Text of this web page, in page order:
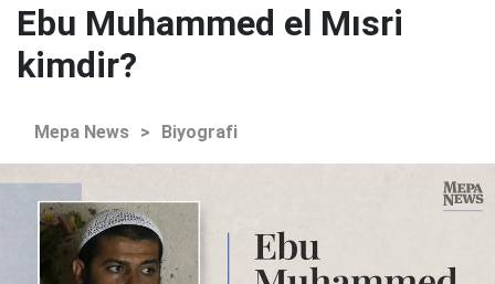
Ebu Muhammed el Mısri
kimdir?
Mepa News > Biyografi